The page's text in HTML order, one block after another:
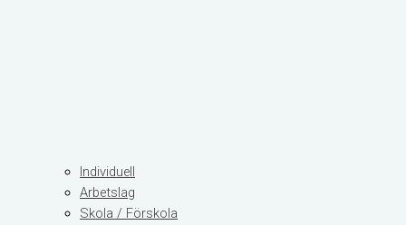
Individuell
Arbetslag
Skola / Förskola